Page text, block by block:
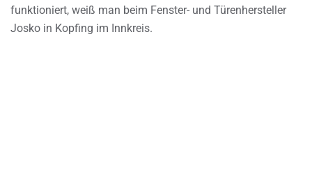
funktioniert, weiß man beim Fenster- und Türenhersteller
Josko in Kopfing im Innkreis.